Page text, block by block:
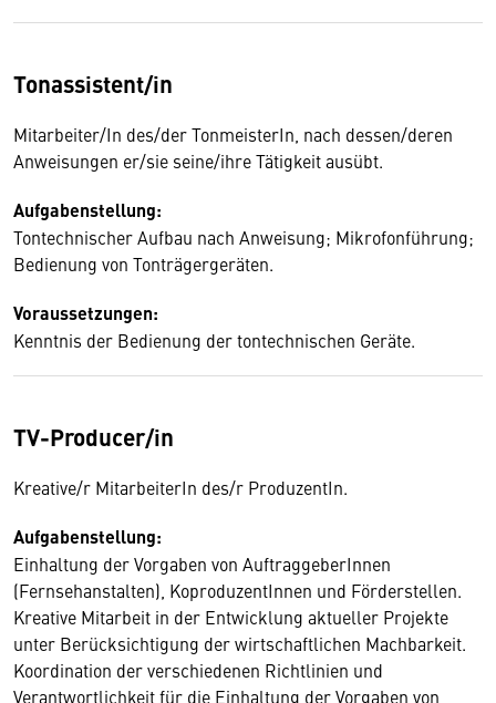
Tonassistent/in
Mitarbeiter/In des/der TonmeisterIn, nach dessen/deren
Anweisungen er/sie seine/ihre Tätigkeit ausübt.
Aufgabenstellung:
Tontechnischer Aufbau nach Anweisung; Mikrofonführung;
Bedienung von Tonträgergeräten.
Voraussetzungen:
Kenntnis der Bedienung der tontechnischen Geräte.
TV-Producer/in
Kreative/r MitarbeiterIn des/r ProduzentIn.
Aufgabenstellung:
Einhaltung der Vorgaben von AuftraggeberInnen
(Fernsehanstalten), KoproduzentInnen und Förderstellen.
Kreative Mitarbeit in der Entwicklung aktueller Projekte
unter Berücksichtigung der wirtschaftlichen Machbarkeit.
Koordination der verschiedenen Richtlinien und
Verantwortlichkeit für die Einhaltung der Vorgaben von